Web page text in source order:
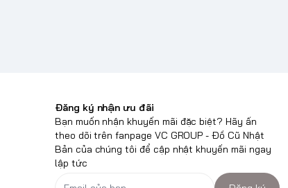
Đăng ký nhận ưu đãi
Bạn muốn nhận khuyến mãi đặc biệt? Hãy ấn
theo dõi trên fanpage VC GROUP - Đồ Cũ Nhật
Bản của chúng tôi để cập nhật khuyến mãi ngay
lập tức